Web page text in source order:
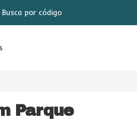
Parque